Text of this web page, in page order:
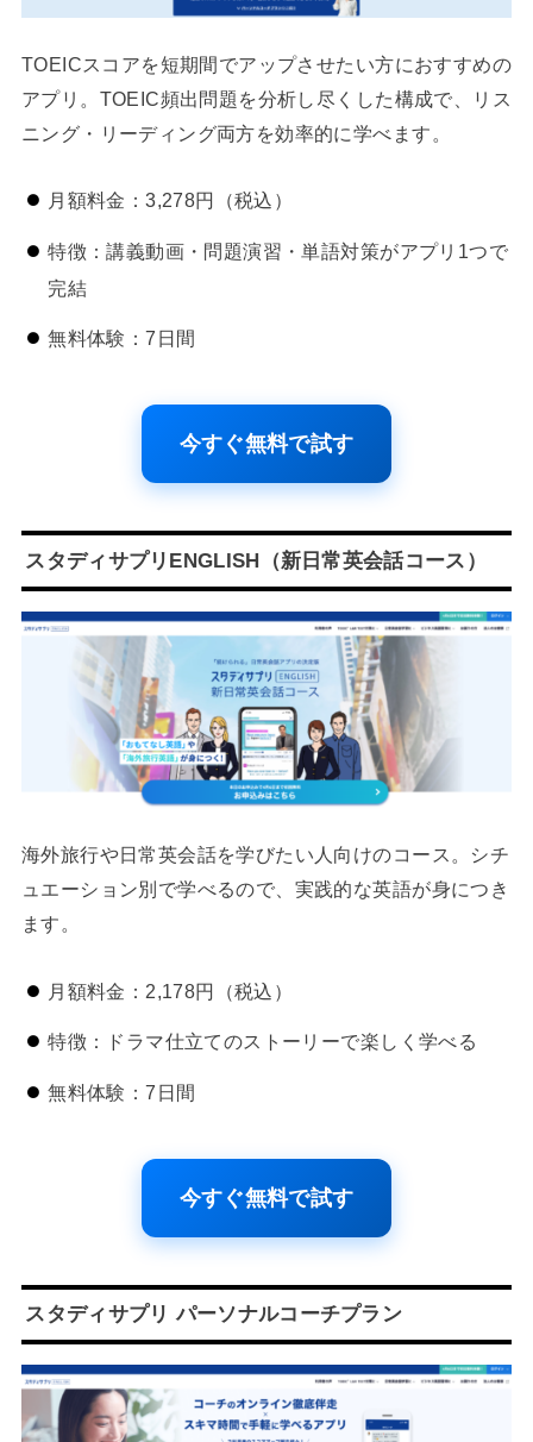
TOEICスコアを短期間でアップさせたい方におすすめの
アプリ。TOEIC頻出問題を分析し尽くした構成で、リス
ニング・リーディング両方を効率的に学べます。
月額料金：3,278円（税込）
特徴：講義動画・問題演習・単語対策がアプリ1つで
完結
無料体験：7日間
今すぐ無料で試す
スタディサプリENGLISH（新日常英会話コース）
海外旅行や日常英会話を学びたい人向けのコース。シチ
ュエーション別で学べるので、実践的な英語が身につき
ます。
月額料金：2,178円（税込）
特徴：ドラマ仕立てのストーリーで楽しく学べる
無料体験：7日間
今すぐ無料で試す
スタディサプリ パーソナルコーチプラン